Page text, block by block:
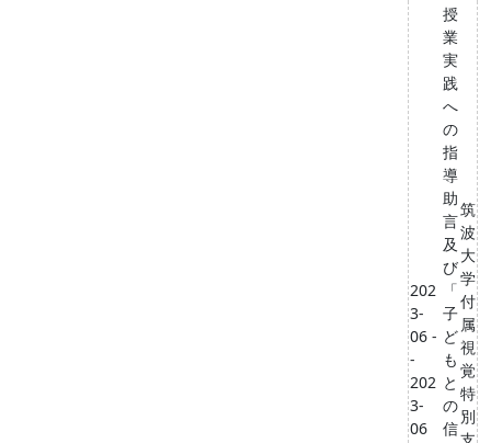
202
3-
06 -
-
202
3-
06
授
業
実
践
へ
の
指
導
助
言
及
び
「
子
ど
も
と
の
信
筑
波
大
学
付
属
視
覚
特
別